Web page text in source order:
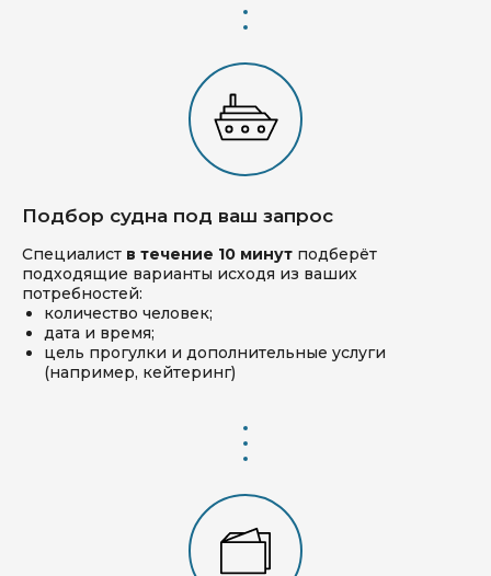
Подбор судна под ваш запрос
Специалист в течение 10 минут подберёт
подходящие варианты исходя из ваших
потребностей:
количество человек;
дата и время;
цель прогулки и дополнительные услуги
(например, кейтеринг)